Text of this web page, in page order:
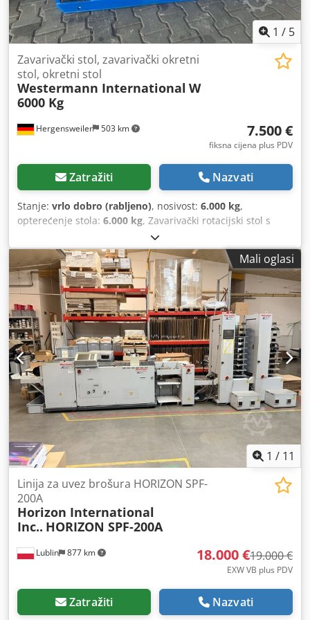
1 / 5
Hergensweiler 503 km
Zavarivački stol, zavarivački okretni
stol, okretni stol
Westermann International W
6000 Kg
7.500 €
fiksna cijena plus PDV
Zatražiti Nazvati
Stanje: vrlo dobro (rabljeno), nosivost: 6.000 kg,
opterećenje stola: 6.000 kg, Zavarivački rotacijski stol s
nosivošću 6 tona Brzina besprijekorno podesiva od cca
0,01 do 1,1 okr/min Promjer 2,15 m Nova električna
instalacija Dedpfx Aswz Rfysahokr S ručnim i nožnim
daljinskim upravljačem
Mali oglasi
1 / 11
Lublin 877 km
Linija za uvez brošura HORIZON SPF-
200A
Horizon International
Inc.. HORIZON SPF-200A
18.000 €19.000 €
EXW VB plus PDV
Zatražiti Nazvati